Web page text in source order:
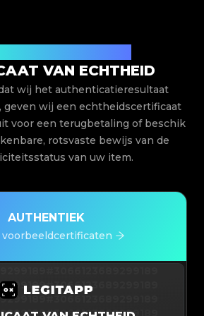
VAN ECHTHEID
wij het authenticatieresultaat
geven wij een echtheidscertificaat
voor een terugbetaling of beschik
rotsvaste bewijs van de
van uw item.
AUTHENTIEK
#3066123689299189
#3066123689299189
#3066123689299189